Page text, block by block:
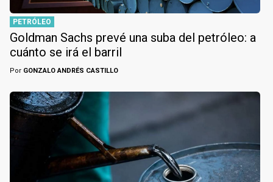
PETRÓLEO
Goldman Sachs prevé una suba del petróleo: a
cuánto se irá el barril
Por GONZALO ANDRÉS CASTILLO